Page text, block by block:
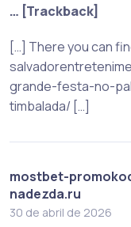
… [Trackback]
[…] There you can
grande-festa-no-
timbalada/ […]
mostbet-
nadezda.ru
30 de abril de 2026